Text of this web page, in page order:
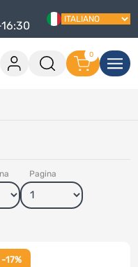
0
Pagina
-17%